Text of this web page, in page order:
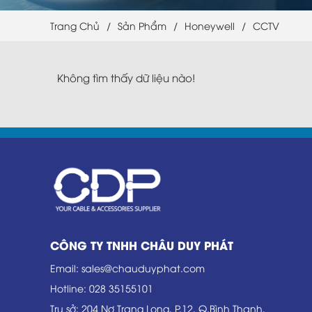
Trang Chủ / Sản Phẩm / Honeywell / CCTV
Không tìm thấy dữ liệu nào!
CÔNG TY TNHH CHÂU DUY PHÁT
Email: sales@chauduyphat.com
Hotline: 028 35155101
Trụ sở: 204 Nơ Trang Long, P.12, Q.Bình Thạnh,